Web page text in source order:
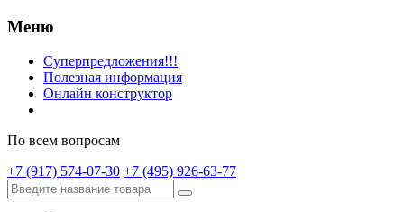
Меню
Суперпредложения!!!
Полезная информация
Онлайн конструктор
По всем вопросам
+7 (917) 574-07-30 +7 (495) 926-63-77